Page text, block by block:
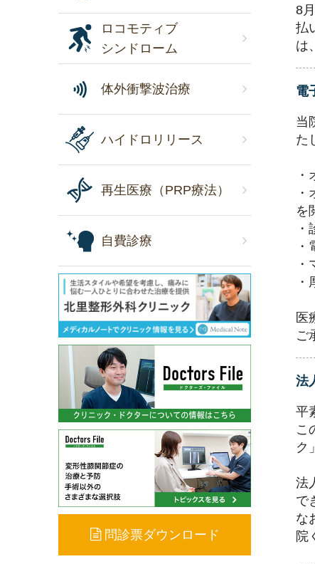
8
払
は
電
当
た
を
医
ご
法
平
こ
ク
法
で
な
院
ロコモティブ
シンドローム
体外衝撃波治療
ハイドロリリース
再生医療（PRP療法）
自費診療
問診票ダウンロード